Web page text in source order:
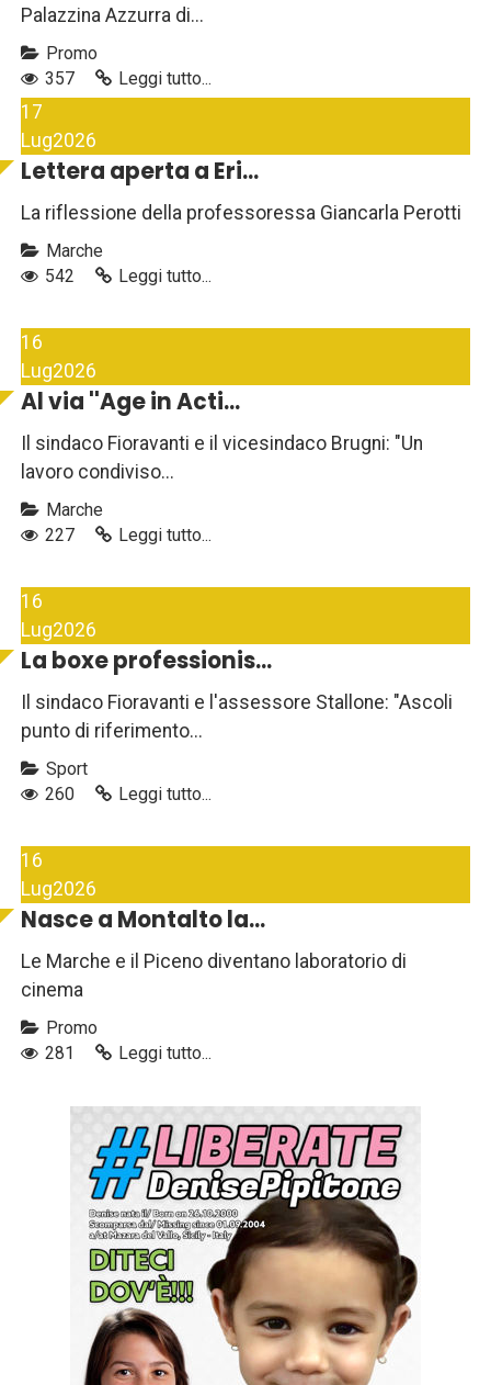
Palazzina Azzurra di...
Promo
357
Leggi tutto...
17
Lug2026
Lettera aperta a Eri...
La riflessione della professoressa Giancarla Perotti
Marche
542
Leggi tutto...
16
Lug2026
Al via ''Age in Acti...
Il sindaco Fioravanti e il vicesindaco Brugni: "Un
lavoro condiviso...
Marche
227
Leggi tutto...
16
Lug2026
La boxe professionis...
Il sindaco Fioravanti e l'assessore Stallone: "Ascoli
punto di riferimento...
Sport
260
Leggi tutto...
16
Lug2026
Nasce a Montalto la...
Le Marche e il Piceno diventano laboratorio di
cinema
Promo
281
Leggi tutto...